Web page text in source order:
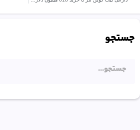
جستجو